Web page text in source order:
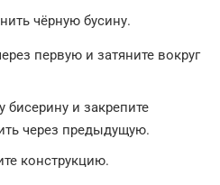
чёрную бусину.
первую и затяните вокруг
бисерину и закрепите
через предыдущую.
конструкцию.